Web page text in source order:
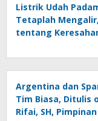
Listrik Udah
Tetaplah
tentang
Ancaman
Helmi Rifai, SH
Argentina dan
Tim Biasa, Ditulis
Rifai, SH,